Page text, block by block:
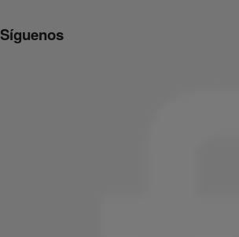
Síguenos